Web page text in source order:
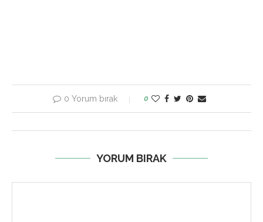
0 Yorum bırak 0
YORUM BIRAK